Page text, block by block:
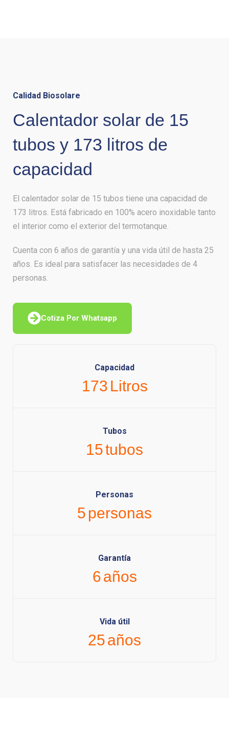
Calidad Biosolare
Calentador solar de 15
tubos y 173 litros de
capacidad
El calentador solar de 15 tubos tiene una capacidad de
173 litros. Está fabricado en 100% acero inoxidable tanto
el interior como el exterior del termotanque.
Cuenta con 6 años de garantía y una vida útil de hasta 25
años. Es ideal para satisfacer las necesidades de 4
personas.
Cotiza Por Whatsapp
Capacidad
173 Litros
Tubos
15tubos
Personas
5 personas
Garantía
6años
Vida útil
25años